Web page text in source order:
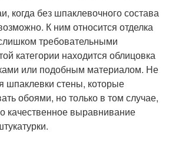
когда без шпаклевочного состава
К ним относится отделка
требовательными
категории находится облицовка
или подобным материалом. Не
шпаклевки стены, которые
обоями, но только в том случае,
качественное выравнивание